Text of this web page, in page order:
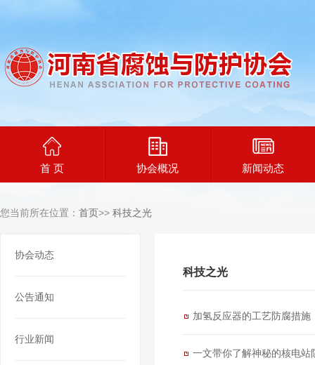
首 页 协会概况 新闻动态
您当前所在位置： 首页>> 科技之光
协会动态
公告通知
行业新闻
科技之光
加氢反应器的工艺防腐措施
一文带你了解神秘的核电站